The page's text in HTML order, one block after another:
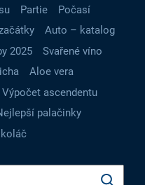
Partie
Počasí
Auto – katalog
2025
Svařené víno
Aloe vera
Výpočet ascendentu
palačinky